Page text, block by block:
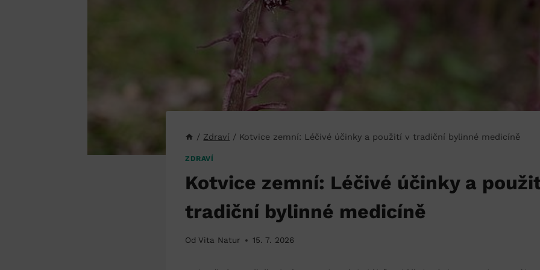
/ Zdraví / Kotvice zemní: Léčivé účinky a použití v tradiční bylinné medicíně
ZDRAVÍ
Kotvice zemní: Léčivé účinky a
tradiční bylinné medicíně
Od Vita Natur 15. 7. 2026